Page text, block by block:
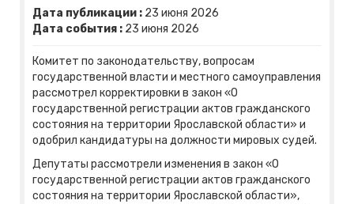
Дата публикации : 23 июня 2026
Дата события : 23 июня 2026
Комитет по законодательству, вопросам
государственной власти и местного самоуправления
рассмотрел корректировки в закон «О
государственной регистрации актов гражданского
состояния на территории Ярославской области» и
одобрил кандидатуры на должности мировых судей.
Депутаты рассмотрели изменения в закон «О
государственной регистрации актов гражданского
состояния на территории Ярославской области»,